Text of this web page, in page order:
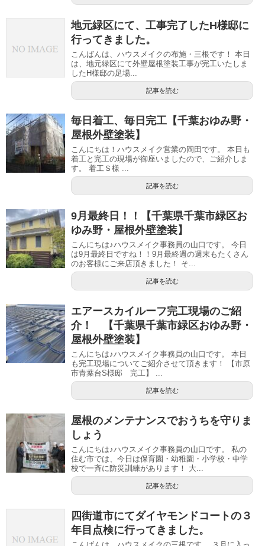
地元緑区にて、工事完了したH様邸に
行ってきました。
こんばんは、ハウスメイクの布施・三根です！ 本日
は、地元緑区にて外壁屋根塗装工事が完工いたしま
したH様邸の足場...
記事を読む
毎日着工、毎日完工【千葉おゆみ野・
屋根外壁塗装】
こんにちは！ハウスメイク営業の岡田です。 本日も
着工と完工の現場が御座いましたので、ご紹介しま
す。 着工Ｓ様 ...
記事を読む
9月最終日！！【千葉県千葉市緑区お
ゆみ野・屋根外壁塗装】
こんにちは♪ハウスメイク事務員の山口です。 今日
は9月最終日ですね！！9月最終週の週末もたくさん
のお客様にご来店頂きました！ そ...
記事を読む
エアースカイルーフ完工現場のご紹
介！ 【千葉県千葉市緑区おゆみ野・
屋根外壁塗装】
こんにちは♪ハウスメイク事務員の山口です。 本日
も完工現場についてご紹介させて頂きます！ 【市原
市青葉台S様邸 完工】 ...
記事を読む
屋根のメンテナンスでおうちを守りま
しょう
こんにちは♪ハウスメイク事務員の山口です。 私の
住む市では、今日は保育園・幼稚園・小学校・中学
校で一斉に防災訓練があります！ 大...
記事を読む
四街道市にてダイヤモンドコートの３
年目点検に行ってきました。